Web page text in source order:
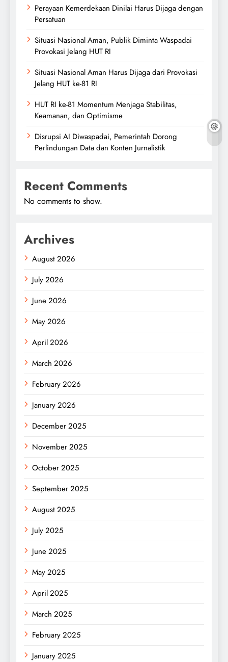
Perayaan Kemerdekaan Dinilai Harus Dijaga dengan
Persatuan
Situasi Nasional Aman, Publik Diminta Waspadai
Provokasi Jelang HUT RI
Situasi Nasional Aman Harus Dijaga dari Provokasi
Jelang HUT ke-81 RI
HUT RI ke-81 Momentum Menjaga Stabilitas,
Keamanan, dan Optimisme
Disrupsi AI Diwaspadai, Pemerintah Dorong
Perlindungan Data dan Konten Jurnalistik
Recent Comments
No comments to show.
Archives
August 2026
July 2026
June 2026
May 2026
April 2026
March 2026
February 2026
January 2026
December 2025
November 2025
October 2025
September 2025
August 2025
July 2025
June 2025
May 2025
April 2025
March 2025
February 2025
January 2025